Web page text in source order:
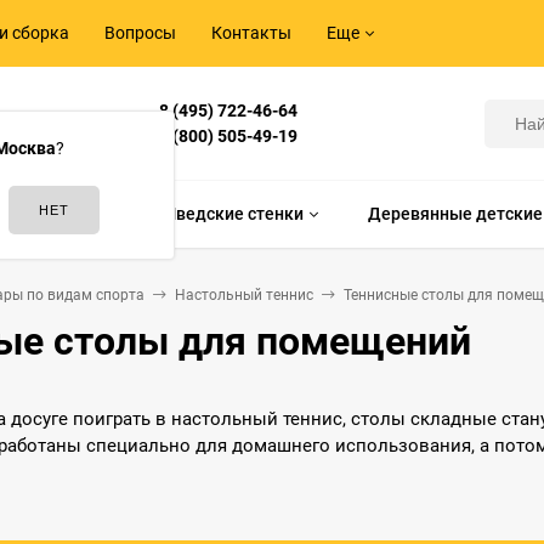
сборка Вопросы Контакты Еще
?
8 (495) 722-46-64
8 (800) 505-49-19
спорта Шведские стенки Деревянные
по видам спорта Настольный теннис Теннисные столы для
столы для помещений
поиграть в настольный теннис, столы складные
специально для домашнего использования, а
компактные размеры, гладкую поверхность и невысокую
отличие от всепогодных конструкций не способна